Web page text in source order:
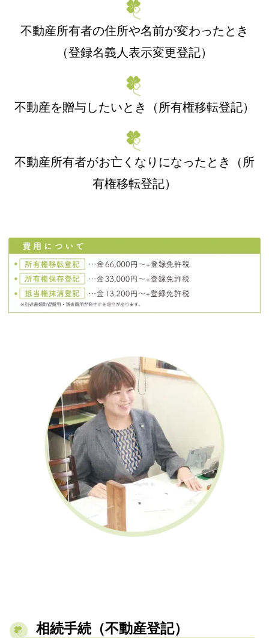
不動産所有者の住所や名前が変わったとき
（登録名義人表示変更登記）
不動産を贈与したいとき（所有権移転登記）
不動産所有者がお亡くなりになったとき（所
有権移転登記）
相続手続（不動産登記）